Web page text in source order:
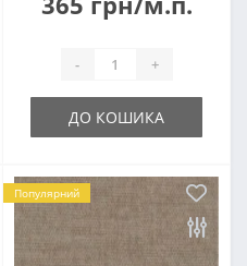
- +
ДО КОШИКА
Популярний